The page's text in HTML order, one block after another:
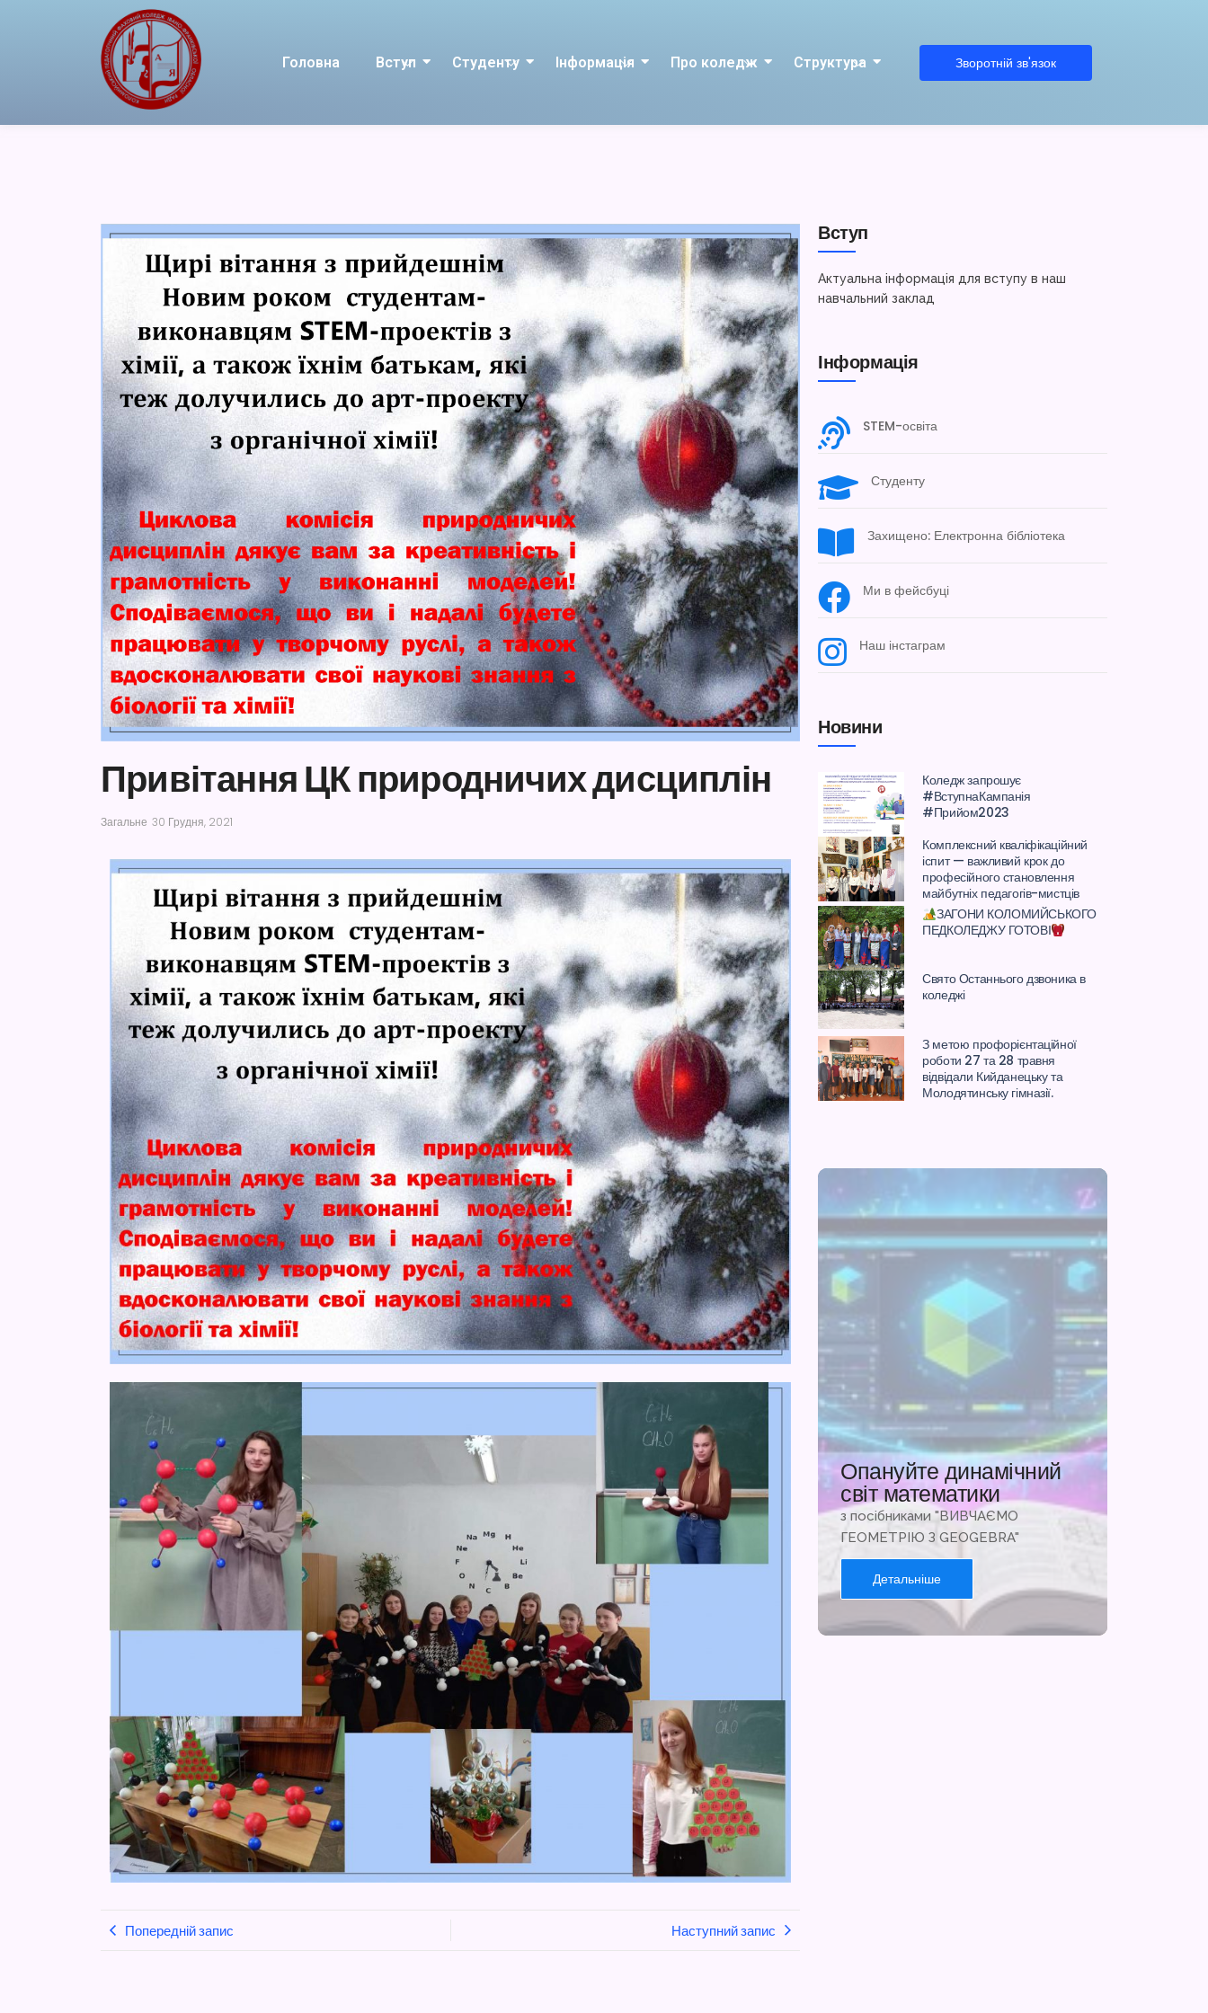
Головна Вступ Студенту Інформація Про коледж Структура Зворотній зв'язок
Привітання ЦК природничих дисциплін
Загальне 30 Грудня, 2021
Попередній запис Наступний запис
Вступ
Актуальна інформація для вступу в наш
навчальний заклад
Інформація
STEM-освіта
Студенту
Захищено: Електронна бібліотека
Ми в фейсбуці
Наш інстаграм
Новини
Коледж запрошує
#ВступнаКампанія
#Прийом2023
Комплексний кваліфікаційний
іспит — важливий крок до
професійного становлення
майбутніх педагогів-мистців
ЗАГОНИ КОЛОМИЙСЬКОГО
ПЕДКОЛЕДЖУ ГОТОВІ
Свято Останнього дзвоника в
коледжі
З метою профорієнтаційної
роботи 27 та 28 травня
відвідали Кийданецьку та
Молодятинську гімназії.
Опануйте динамічний
світ математики
з посібниками "ВИВЧАЄМО
ГЕОМЕТРІЮ З GEOGEBRA"
Детальніше